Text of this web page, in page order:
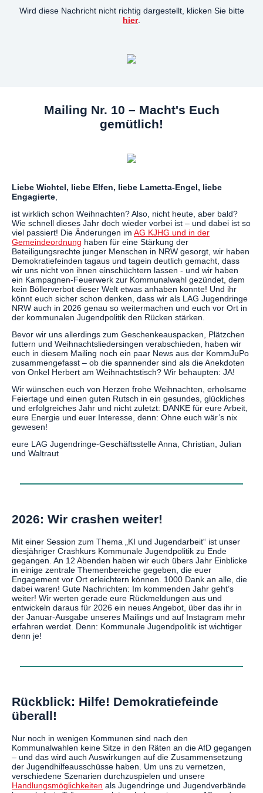
Wird diese Nachricht nicht richtig dargestellt, klicken Sie bitte
hier.
Mailing Nr. 10 – Macht's Euch
gemütlich!
Liebe Wichtel, liebe Elfen, liebe Lametta-Engel, liebe
Engagierte
ist wirklich schon Weihnachten? Also, nicht heute, aber bald?
Wie schnell dieses Jahr doch wieder vorbei ist – und dabei ist so
viel passiert! Die Änderungen im AG KJHG und in der
Gemeindeordnung haben für eine Stärkung der
Beteiligungsrechte junger Menschen in NRW gesorgt, wir haben
Demokratiefeinden tagaus und tagein deutlich gemacht, dass
wir uns nicht von ihnen einschüchtern lassen - und wir haben
ein Kampagnen-Feuerwerk zur Kommunalwahl gezündet, dem
kein Böllerverbot dieser Welt etwas anhaben konnte! Und ihr
könnt euch sicher schon denken, dass wir als LAG Jugendringe
NRW auch in 2026 genau so weitermachen und euch vor Ort in
der kommunalen Jugendpolitik den Rücken stärken.
Bevor wir uns allerdings zum Geschenkeauspacken, Plätzchen
futtern und Weihnachtsliedersingen verabschieden, haben wir
euch in diesem Mailing noch ein paar News aus der KommJuPo
zusammengefasst – ob die spannender sind als die Anekdoten
von Onkel Herbert am Weihnachtstisch? Wir behaupten: JA!
Wir wünschen euch von Herzen frohe Weihnachten, erholsame
Feiertage und einen guten Rutsch in ein gesundes, glückliches
und erfolgreiches Jahr und nicht zuletzt: DANKE für eure Arbeit,
eure Energie und euer Interesse, denn: Ohne euch wär’s nix
gewesen!
eure LAG Jugendringe-Geschäftsstelle Anna, Christian, Julian
und Waltraut
2026: Wir crashen weiter!
Mit einer Session zum Thema „KI und Jugendarbeit“ ist unser
diesjähriger Crashkurs Kommunale Jugendpolitik zu Ende
gegangen. An 12 Abenden haben wir euch übers Jahr Einblicke
in einige zentrale Themenbereiche gegeben, die euer
Engagement vor Ort erleichtern können. 1000 Dank an alle, die
dabei waren! Gute Nachrichten: Im kommenden Jahr geht’s
weiter! Wir werten gerade eure Rückmeldungen aus und
entwickeln daraus für 2026 ein neues Angebot, über das ihr in
der Januar-Ausgabe unseres Mailings und auf Instagram mehr
erfahren werdet. Denn: Kommunale Jugendpolitik ist wichtiger
denn je!
Rückblick: Hilfe! Demokratiefeinde
überall!
Nur noch in wenigen Kommunen sind nach den
Kommunalwahlen keine Sitze in den Räten an die AfD gegangen
– und das wird auch Auswirkungen auf die Zusammensetzung
der Jugendhilfeausschüsse haben. Um uns zu vernetzen,
verschiedene Szenarien durchzuspielen und unsere
Handlungsmöglichkeiten als Jugendringe und Jugendverbände